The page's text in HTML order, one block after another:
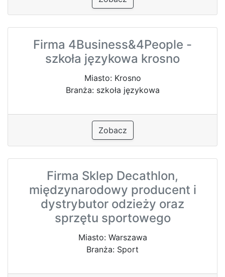
Firma 4Business&4People -
szkoła językowa krosno
Miasto: Krosno
Branża: szkoła językowa
Zobacz
Firma Sklep Decathlon,
międzynarodowy producent i
dystrybutor odzieży oraz
sprzętu sportowego
Miasto: Warszawa
Branża: Sport